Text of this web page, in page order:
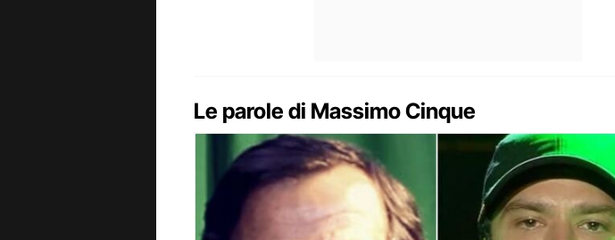
Le parole di Massimo Cinque